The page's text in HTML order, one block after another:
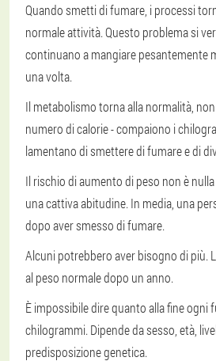
Quando smetti di fumare, i processi
normale attività. Questo problema si
continuano a mangiare pesantemente
una volta.
Il metabolismo torna alla normalità,
numero di calorie - compaiono i
lamentano di smettere di fumare e di
Il rischio di aumento di peso non è
una cattiva abitudine. In media, una
dopo aver smesso di fumare.
Alcuni potrebbero aver bisogno di più.
al peso normale dopo un anno.
È impossibile dire quanto alla fine ogni
chilogrammi. Dipende da sesso, età,
predisposizione genetica.